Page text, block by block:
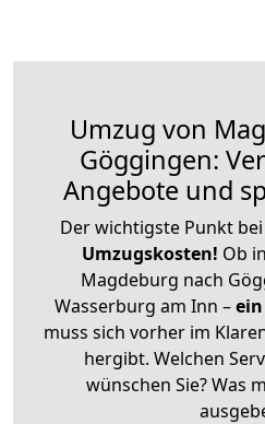
Umzug von
Göggingen:
Angebote und
Der wichtigste Punkt
Umzugskosten! Ob
Magdeburg nach
Wasserburg am Inn –
muss sich vorher im
hergibt. Welchen
wünschen Sie? Was